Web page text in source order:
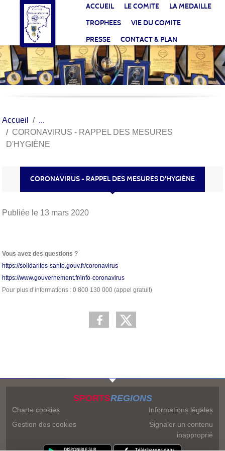
ACCUEIL LE COMITE
LA MEDAILLE
TROPHEES
VIE DU COMITE
PRESSE
CONTACT & PLAN
Accueil
CORONAVIRUS - RAPPEL DES MESURES
D'HYGIÈNE
CORONAVIRUS - RAPPEL DES MESURES D'HYGIÈNE
Publiée le 13 mars 2020
Vous avez des questions ?
https://solidarites-sante.gouv.fr/coronavirus
https://www.gouvernement.fr/info-coronavirus
Pour plus d’informations : 0 800 130 000 (appel gratuit)
SPORTSREGIONS
Charte cookies
Gestion des cookies
Informations légales
Signaler un contenu
inapproprié
Panneau de gestion des cookies